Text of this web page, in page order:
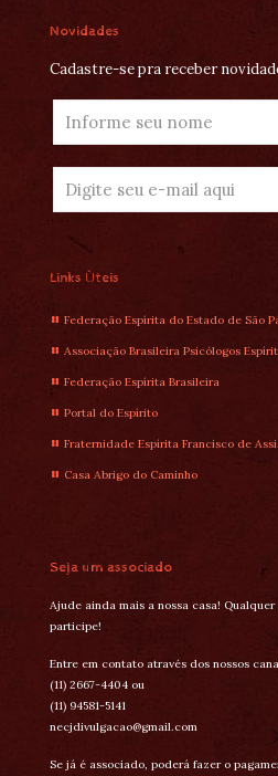
Novidades
Cadastre-se pra receber
Links Úteis
Federação Espírita do Estado de São
Associação Brasileira Psicólogos
Federação Espírita Brasileira
Portal do Espírito
Fraternidade Espírita Francisco de
Casa Abrigo do Caminho
Seja um associado
Ajude ainda mais a nossa casa!
participe!
Entre em contato através dos nossos
(11) 2667-4404 ou
(11) 94581-5141
necjdivulgacao@gmail.com
Se já é associado, poderá fazer o